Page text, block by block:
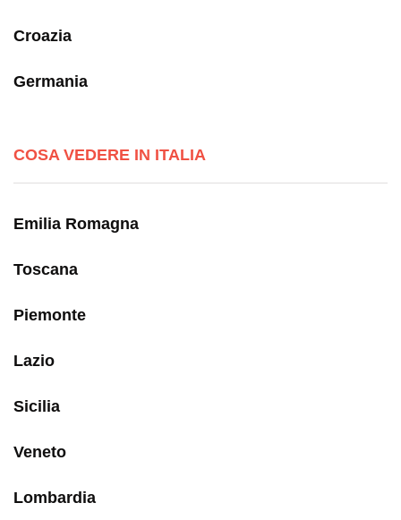
Croazia
Germania
COSA VEDERE IN ITALIA
Emilia Romagna
Toscana
Piemonte
Lazio
Sicilia
Veneto
Lombardia